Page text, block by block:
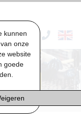
kunnen
onze
website
goede